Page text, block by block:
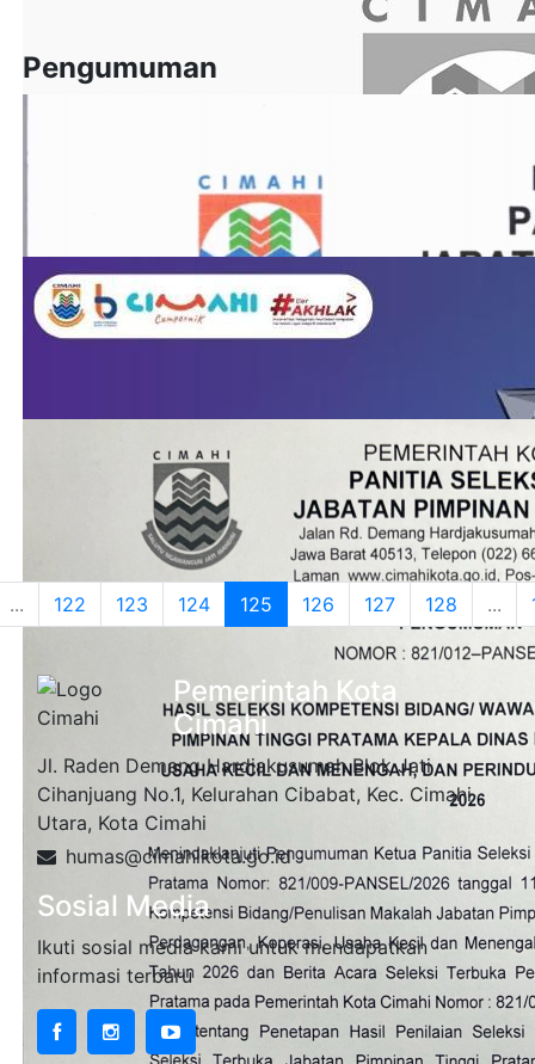
Pengumuman
... 122 123 124 125 126 127 128 ...
Pemerintah Kota
Cimahi
Jl. Raden Demang Hardjakusumah Blok Jati
Cihanjuang No.1, Kelurahan Cibabat, Kec. Cimahi
Utara, Kota Cimahi
humas@cimahikota.go.id
Sosial Media
Ikuti sosial media kami untuk mendapatkan
informasi terbaru